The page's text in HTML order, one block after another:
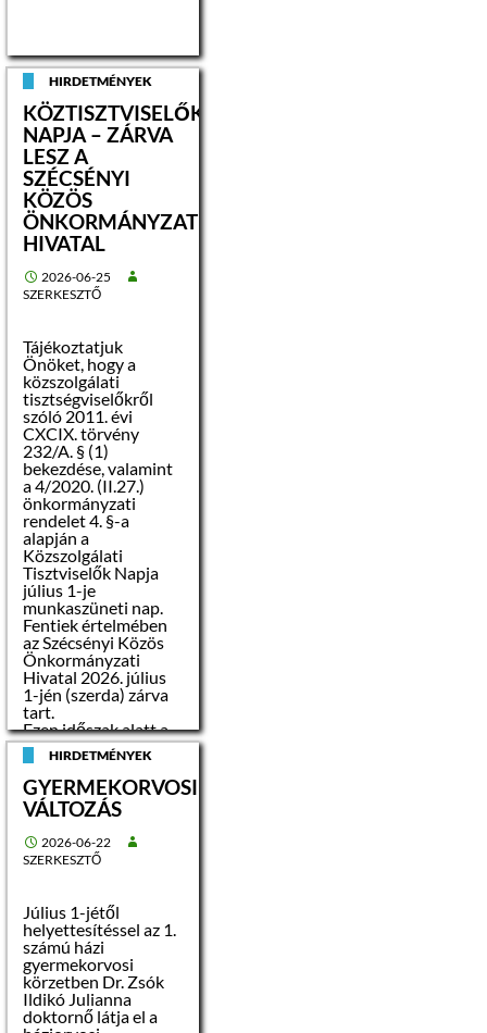
napra közzétételre
kerül az ingatlan
fekvése szerinti
települési
önkormányzat
honlapján és
hirdetőtábláján, az
ingatlanügyi
hatóság honlapján,
továbbá a
kormányzati
portálon.
A hirdetmény
kormányzati
napja: 2026.06.30
A hirdetmény
közzétételének
időtartama: 90 nap
HIRDETMÉNYEK
KÖZTISZTVISELŐK
NAPJA – ZÁRVA
LESZ A
SZÉCSÉNYI
KÖZÖS
ÖNKORMÁNYZATI
HIVATAL
2026-06-25
SZERKESZTŐ
Tájékoztatjuk
Önöket, hogy a
közszolgálati
tisztségviselőkről
szóló 2011. évi
CXCIX. törvény
232/A. § (1)
bekezdése, valamint
a 4/2020. (II.27.)
önkormányzati
rendelet 4. §-a
alapján a
Közszolgálati
Tisztviselők Napja
július 1-je
munkaszüneti nap.
Fentiek értelmében
az Szécsényi Közös
Önkormányzati
Hivatal 2026. július
1-jén (szerda) zárva
tart.
Ezen időszak alatt a
Hivatal –
halaszthatatlan
ügyekben – telefonos
ügyeletet tart, mely
esetben az alábbi
számon lehet
bejelentést tenni: 06-
70/331-2900
ügyfélfogadási nap:
2026. július 02.
(csütörtök)
Tisztelettel:
Dr. Pifka-Boda
Zsuzsanna
jegyző
HIRDETMÉNYEK
GYERMEKORVOSI
VÁLTOZÁS
2026-06-22
SZERKESZTŐ
Július 1-jétől
helyettesítéssel az 1.
számú házi
gyermekorvosi
körzetben Dr. Zsók
Ildikó Julianna
doktornő látja el a